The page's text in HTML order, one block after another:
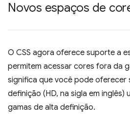
Novos espaços de
O CSS agora oferece suporte a
permitem acessar cores fora da
significa que você pode oferecer
definição (HD, na sigla em inglês)
gamas de alta definição.